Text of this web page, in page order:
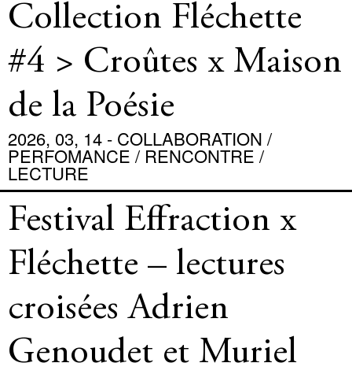
Collection Fléchette
#4 > Croûtes x Maison
de la Poésie
2026, 03, 14 - COLLABORATION /
PERFOMANCE / RENCONTRE /
LECTURE
Festival Effraction x
Fléchette – lectures
croisées Adrien
Genoudet et Muriel